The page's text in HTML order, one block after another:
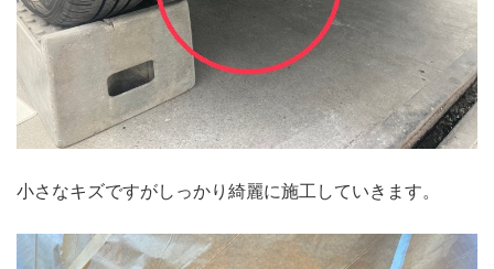
小さなキズですがしっかり綺麗に施工していきます。